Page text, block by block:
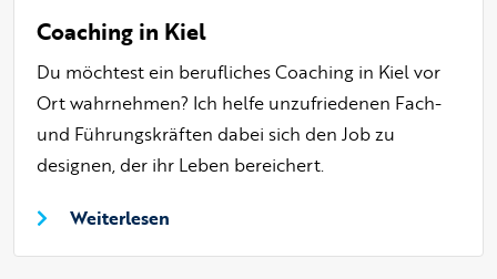
Coaching in Kiel
Du möchtest ein berufliches Coaching in Kiel vor
Ort wahrnehmen? Ich helfe unzufriedenen Fach-
und Führungskräften dabei sich den Job zu
designen, der ihr Leben bereichert.
Weiterlesen